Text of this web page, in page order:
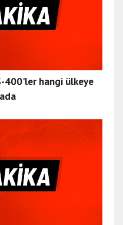
400'ler hangi ülkeye